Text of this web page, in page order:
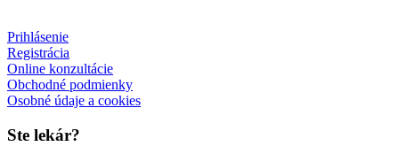
Prihlásenie
Registrácia
Online konzultácie
Obchodné podmienky
Osobné údaje a cookies
Ste lekár?